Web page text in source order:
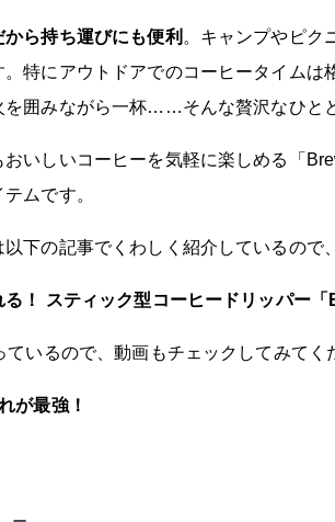
ら持ち運びにも便利 。キャンプやピク
特にアウトドアでのコーヒータイムは
囲みながら一杯……そんな贅沢なひと
いしいコーヒーを気軽に楽しめる「
ムです。
下の記事でくわしく紹介しているので
る！ スティック型コーヒードリッパー
いるので、動画もチェックしてみてく
が最強！